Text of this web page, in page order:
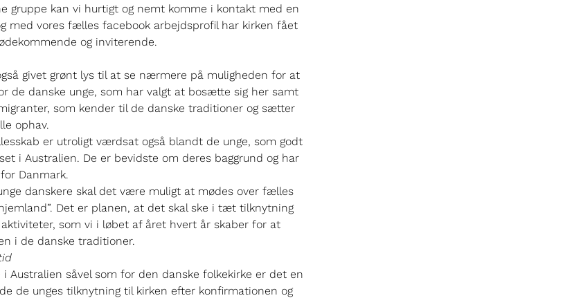
gruppe kan vi hurtigt og nemt komme i kontakt med en
med vores fælles facebook arbejdsprofil har kirken fået
og inviterende.
givet grønt lys til at se nærmere på muligheden for at
de danske unge, som har valgt at bosætte sig her samt
som kender til de danske traditioner og sætter
ophav.
er utroligt værdsat også blandt de unge, som godt
i Australien. De er bevidste om deres baggrund og har
Danmark.
danskere skal det være muligt at mødes over fælles
Det er planen, at det skal ske i tæt tilknytning
som vi i løbet af året hvert år skaber for at
i de danske traditioner.
i Australien såvel som for den danske folkekirke er det en
de unges tilknytning til kirken efter konfirmationen og